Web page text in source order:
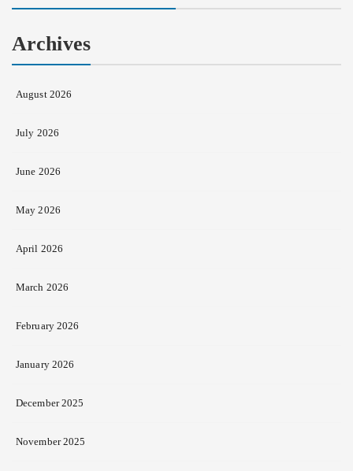
Archives
August 2026
July 2026
June 2026
May 2026
April 2026
March 2026
February 2026
January 2026
December 2025
November 2025